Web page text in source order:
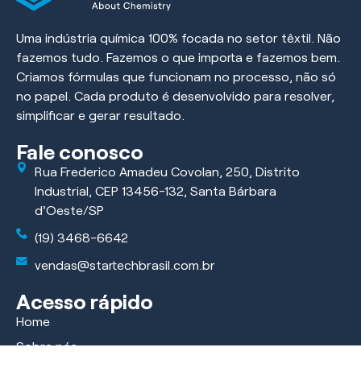
Uma indústria química 100% focada no setor têxtil. Não
fazemos tudo. Fazemos o que importa e fazemos bem.
Criamos fórmulas que funcionam no processo, não só
no papel. Cada produto é desenvolvido para resolver,
simplificar e gerar resultado.
Fale conosco
Rua Frederico Amadeu Covolan, 250, Distrito
Industrial, CEP 13456-132, Santa Bárbara
d'Oeste/SP
(19) 3468-6642
vendas@startechbrasil.com.br
Acesso rápido
Home
Sobre nós